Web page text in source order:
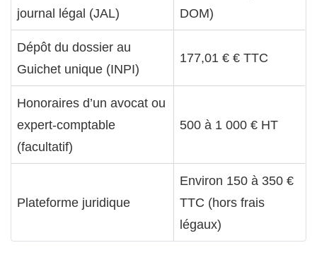
journal légal (JAL)
DOM)
Dépôt du dossier au
Guichet unique (INPI)
177,01 € € TTC
Honoraires d’un avocat ou
expert-comptable
(facultatif)
500 à 1 000 € HT
Plateforme juridique
Environ 150 à 350 €
TTC (hors frais
légaux)